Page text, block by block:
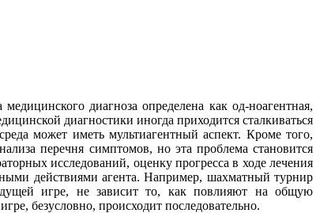
диагноза определена как од-ноагентная,
диагностики иногда приходится сталкиваться
может иметь мультиагентный аспект. Кроме того,
перечня симптомов, но эта проблема становится
исследований, оценку прогресса в ходе лечения
действиями агента. Например, шахматный турнир
игре, не зависит то, как повлияют на общую
безусловно, происходит последовательно.